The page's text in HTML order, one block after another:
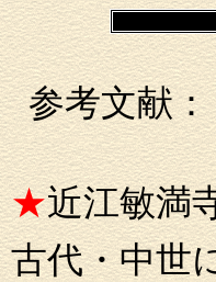
参考文献
★近江敏満
古代・中世